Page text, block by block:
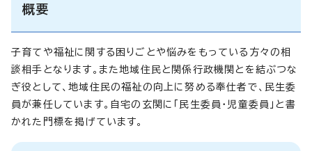
概要
子育てや福祉に関する困りごとや悩みをもっている方々の相
談相手となります。また地域住民と関係行政機関とを結ぶつな
ぎ役として、地域住民の福祉の向上に努める奉仕者で、民生委
員が兼任しています。自宅の玄関に「民生委員・児童委員」と書
かれた門標を掲げています。